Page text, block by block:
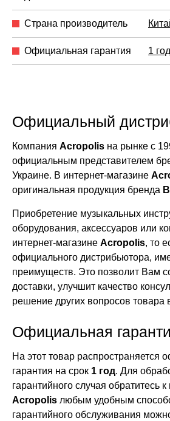
Страна производитель
Официальная гарантия 1 год
Официальный
Компания Acropolis на рынке с
официальным представителем
Украине. В интернет-магазине
оригинальная продукция бренда
Приобретение музыкальных
оборудования, аксессуаров или
интернет-магазине Acropolis, то
официального дистрибьютора,
преимуществ. Это позволит Вам
доставки, улучшит качество
решение других вопросов товара
Официальная
На этот товар распространяется
гарантия на срок 1 год. Для
гарантийного случая обратитесь
Acropolis любым удобным
гарантийного обслуживания